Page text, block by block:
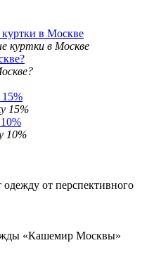
в Москве
от перспективного
«Кашемир Москвы»